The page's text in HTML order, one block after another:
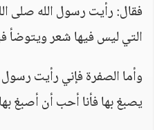
فقال: رأيت رسول الله صلى
التي ليس فيها شعر ويتوضأ
وأما الصفرة فإني رأيت
يصبغ بها فأنا أحب أن أصبغ